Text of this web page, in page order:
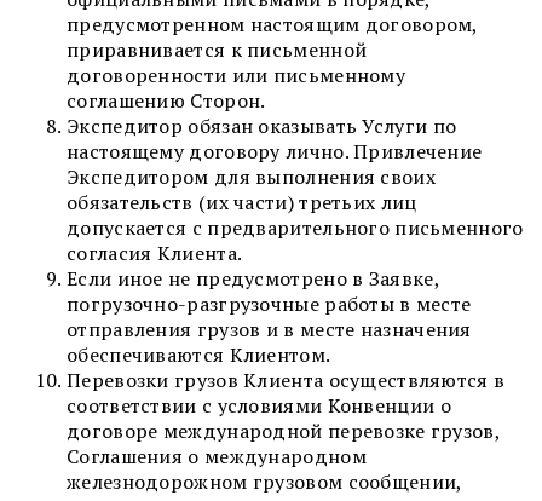
предусмотренном настоящим договором,
приравнивается к письменной
договоренности или письменному
соглашению Сторон.
Экспедитор обязан оказывать Услуги по
настоящему договору лично. Привлечение
Экспедитором для выполнения своих
обязательств (их части) третьих лиц
допускается с предварительного письменного
согласия Клиента.
Если иное не предусмотрено в Заявке,
погрузочно-разгрузочные работы в месте
отправления грузов и в месте назначения
обеспечиваются Клиентом.
Перевозки грузов Клиента осуществляются в
соответствии с условиями Конвенции о
договоре международной перевозке грузов,
Соглашения о международном
железнодорожном грузовом сообщении,